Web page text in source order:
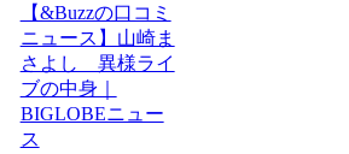
【&Buzzの口コミ
ニュース】山崎ま
さよし 異様ライ
ブの中身｜
BIGLOBEニュー
ス